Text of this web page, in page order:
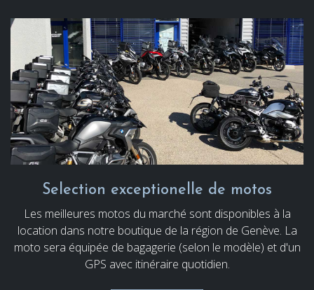
Selection exceptionelle de motos
Les meilleures motos du marché sont disponibles à la
location dans notre boutique de la région de Genève. La
moto sera équipée de bagagerie (selon le modèle) et d'un
GPS avec itinéraire quotidien.